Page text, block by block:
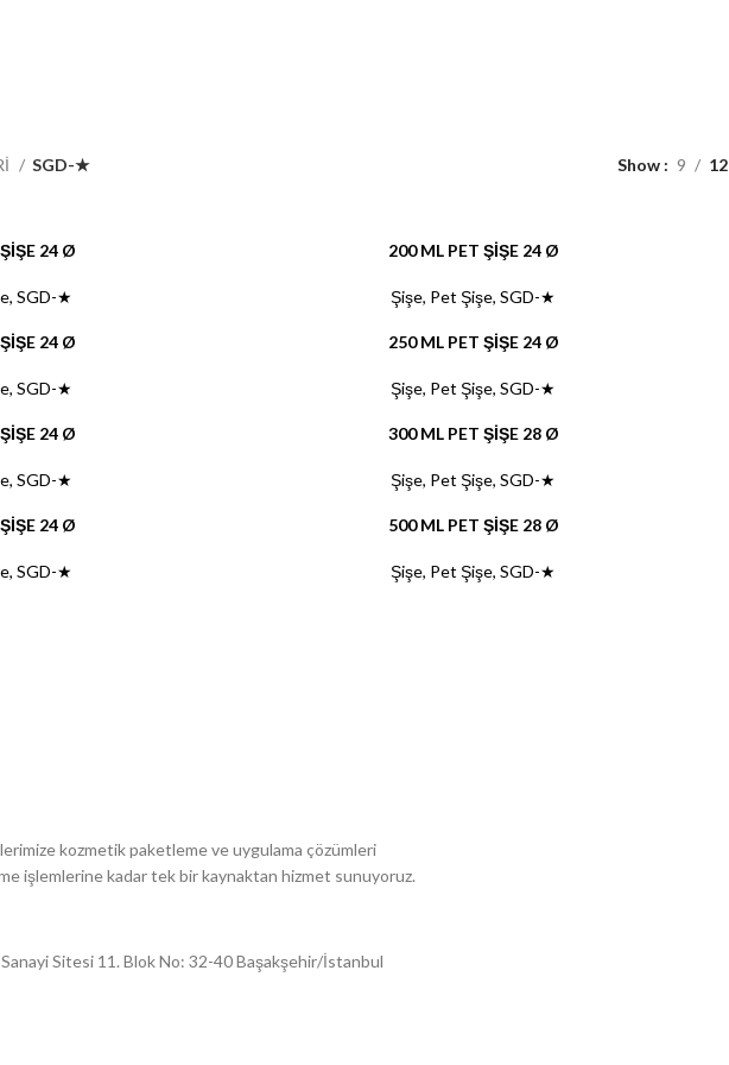
SGD-★ Show 9 12
24 Ø
,SGD-★
200 ML PET ŞİŞE 24 Ø
Şişe, Pet Şişe,SGD-★
24 Ø
,SGD-★
250 ML PET ŞİŞE 24 Ø
Şişe, Pet Şişe,SGD-★
24 Ø
,SGD-★
300 ML PET ŞİŞE 28 Ø
Şişe, Pet Şişe,SGD-★
24 Ø
,SGD-★
500 ML PET ŞİŞE 28 Ø
Şişe, Pet Şişe,SGD-★
kozmetik paketleme ve uygulama çözümleri
işlemlerine kadar tek bir kaynaktan hizmet sunuyoruz.
Sitesi 11. Blok No: 32-40 Başakşehir/İstanbul